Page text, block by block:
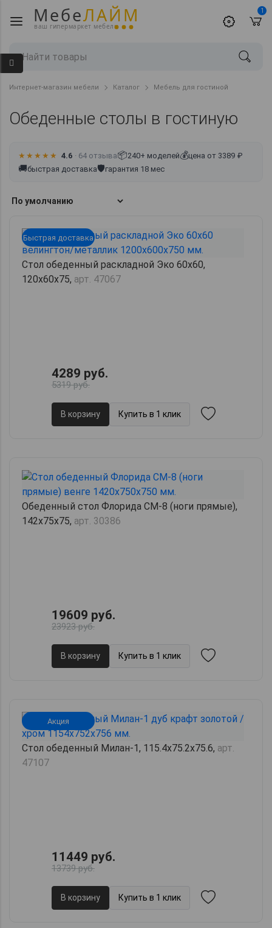
МебеЛАЙМ
ваш гипермаркет мебели
1
Интернет-магазин мебели Каталог Мебель для гостиной
Обеденные столы в гостиную
★★★★★ 4.6 · 64 отзыва📦240+ моделей💰цена от 3389 ₽
🚚быстрая доставка🛡гарантия 18 мес
Быстрая доставка
Стол обеденный раскладной Эко 60х60,
120х60х75, арт. 47067
4289 руб.
5319 руб.
В корзину Купить в 1 клик
Обеденный стол Флорида СМ-8 (ноги прямые),
142х75х75, арт. 30386
19609 руб.
23923 руб.
В корзину Купить в 1 клик
Акция
Стол обеденный Милан-1, 115.4х75.2х75.6, арт.
47107
11449 руб.
13739 руб.
В корзину Купить в 1 клик